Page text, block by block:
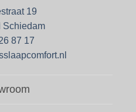
19
Schiedam
87 17